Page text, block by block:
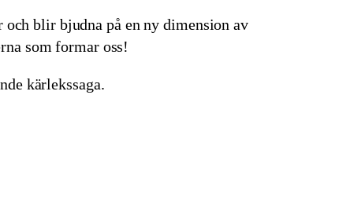
blir bjudna på en ny dimension av
som formar oss!
kärlekssaga.